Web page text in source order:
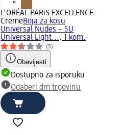
L'ORÉAL PARiS EXCELLENCE
CremeBoja za kosu
Universal Nudes – 5U
Universal Light..., 1 kom.
(5)
Obavijesti
Dostupno za isporuku
Odaberi dm trgovinu